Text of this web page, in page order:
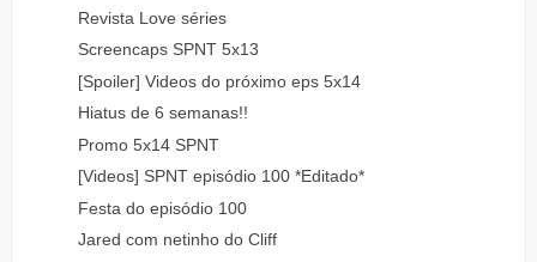
Revista Love séries
Screencaps SPNT 5x13
[Spoiler] Videos do próximo eps 5x14
Hiatus de 6 semanas!!
Promo 5x14 SPNT
[Videos] SPNT episódio 100 *Editado*
Festa do episódio 100
Jared com netinho do Cliff